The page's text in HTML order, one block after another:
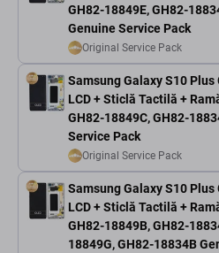
GH82-18849E, GH82-
Genuine Service Pack
Original Service Pack
Samsung Galaxy S10 Plus
LCD + Sticlă Tactilă +
GH82-18849C, GH82-
Service Pack
Original Service Pack
Samsung Galaxy S10 Plus
LCD + Sticlă Tactilă +
GH82-18849B, GH82-
18849G, GH82-18834B